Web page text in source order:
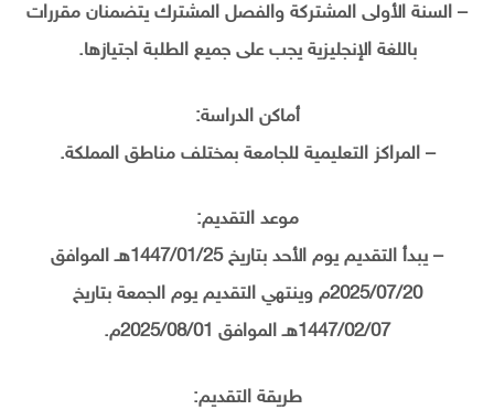
– السنة الأولى المشتركة والفصل المشترك يتضمنان مقررات
باللغة الإنجليزية يجب على جميع الطلبة اجتيازها.
أماكن الدراسة:
– المراكز التعليمية للجامعة بمختلف مناطق المملكة.
موعد التقديم:
– يبدأ التقديم يوم الأحد بتاريخ 1447/01/25هـ الموافق
2025/07/20م وينتهي التقديم يوم الجمعة بتاريخ
1447/02/07هـ الموافق 2025/08/01م.
طريقة التقديم: